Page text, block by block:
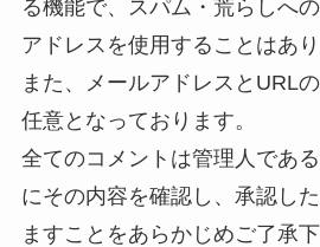
る機能で、スパム・荒らしへ
アドレスを使用することはあり
また、メールアドレスとURL
任意となっております。
全てのコメントは管理人であ
にその内容を確認し、承認し
ますことをあらかじめご了承下